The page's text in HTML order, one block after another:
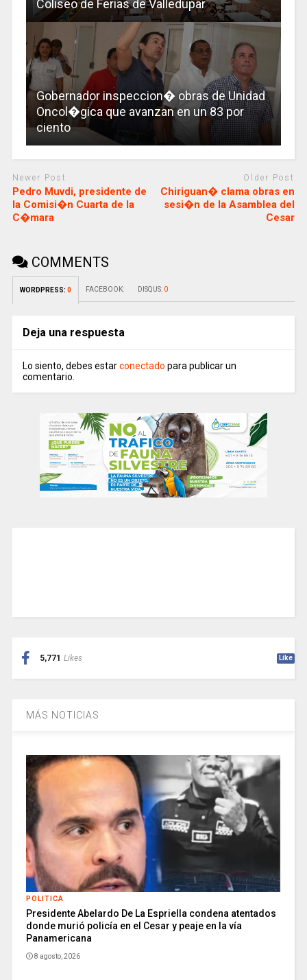
Coliseo de Ferias de Valledupar
Gobernador inspeccion� obras de Unidad
Oncol�gica que avanzan en un 83 por
ciento
Newer Post
Pedro Muvdi, presidente de
la Comisi�n Cuarta de la
C�mara
Older Post
Chiriguan� clama obras en
sesi�n de la Asamblea del
Cesar
COMMENTS
WORDPRESS: 0 FACEBOOK: DISQUS: 0
Deja una respuesta
Lo siento, debes estarconectado para publicar un
comentario.
5,771 Likes Like
MÁS NOTICIAS
POLITICA
Presidente Abelardo De La Espriella condena atentados
donde murió policía en el Cesar y peaje en la vía
Panamericana
8 agosto, 2026